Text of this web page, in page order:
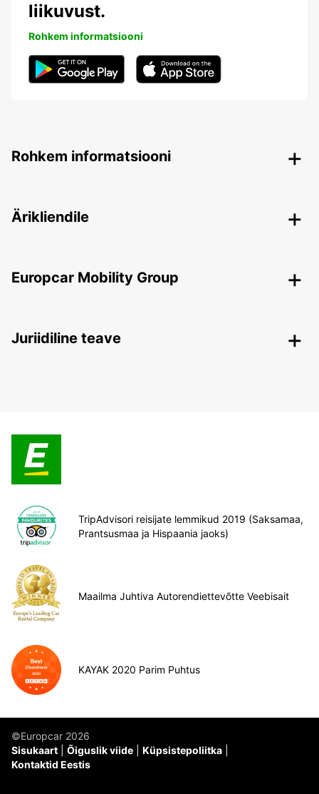
liikuvust.
Rohkem informatsiooni
Rohkem informatsiooni
Ärikliendile
Europcar Mobility Group
Juriidiline teave
TripAdvisori reisijate lemmikud 2019 (Saksamaa,
Prantsusmaa ja Hispaania jaoks)
Maailma Juhtiva Autorendiettevõtte Veebisait
KAYAK 2020 Parim Puhtus
©Europcar 2026
Sisukaart
Õiguslik viide
Küpsistepoliitka
Kontaktid Eestis